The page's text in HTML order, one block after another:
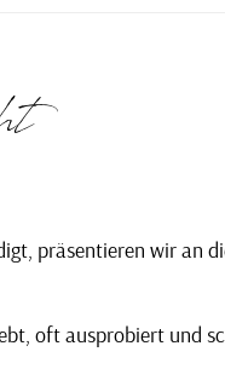
präsentieren wir an
oft ausprobiert und